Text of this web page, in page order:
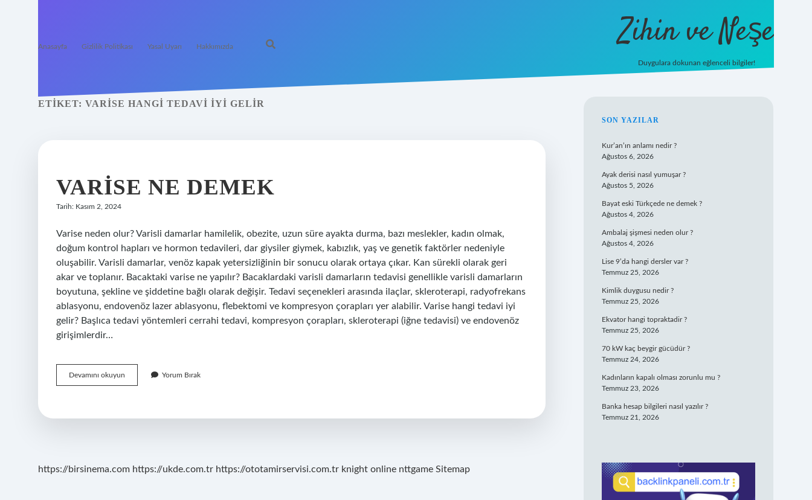
Anasayfa Gizlilik Politikası Yasal Uyarı Hakkımızda Zihin ve Neşe
Duygulara dokunan eğlenceli bilgiler!
ETIKET: VARISE HANGI TEDAVI IYI GELIR
VARISE NE DEMEK
Tarih: Kasım 2, 2024
Varise neden olur? Varisli damarlar hamilelik, obezite, uzun süre ayakta durma, bazı meslekler, kadın olmak,
doğum kontrol hapları ve hormon tedavileri, dar giysiler giymek, kabızlık, yaş ve genetik faktörler nedeniyle
oluşabilir. Varisli damarlar, venöz kapak yetersizliğinin bir sonucu olarak ortaya çıkar. Kan sürekli olarak geri
akar ve toplanır. Bacaktaki varise ne yapılır? Bacaklardaki varisli damarların tedavisi genellikle varisli damarların
boyutuna, şekline ve şiddetine bağlı olarak değişir. Tedavi seçenekleri arasında ilaçlar, skleroterapi, radyofrekans
ablasyonu, endovenöz lazer ablasyonu, flebektomi ve kompresyon çorapları yer alabilir. Varise hangi tedavi iyi
gelir? Başlıca tedavi yöntemleri cerrahi tedavi, kompresyon çorapları, skleroterapi (iğne tedavisi) ve endovenöz
girişimlerdir…
Devamını okuyun
Ne
Yorum Bırak
https://birsinema.com https://ukde.com.tr https://ototamirservisi.com.tr knight online nttgame Sitemap
SIDEBAR
SON YAZILAR
Kur’an’ın anlamı nedir ?
Ağustos 6, 2026
Ayak derisi nasıl yumuşar ?
Ağustos 5, 2026
Bayat eski Türkçede ne demek ?
Ağustos 4, 2026
Ambalaj şişmesi neden olur ?
Ağustos 4, 2026
Lise 9’da hangi dersler var ?
Temmuz 25, 2026
Kimlik duygusu nedir ?
Temmuz 25, 2026
Ekvator hangi topraktadir ?
Temmuz 25, 2026
70 kW kaç beygir gücüdür ?
Temmuz 24, 2026
Kadınların kapalı olması zorunlu mu ?
Temmuz 23, 2026
Banka hesap bilgileri nasıl yazılır ?
Temmuz 21, 2026